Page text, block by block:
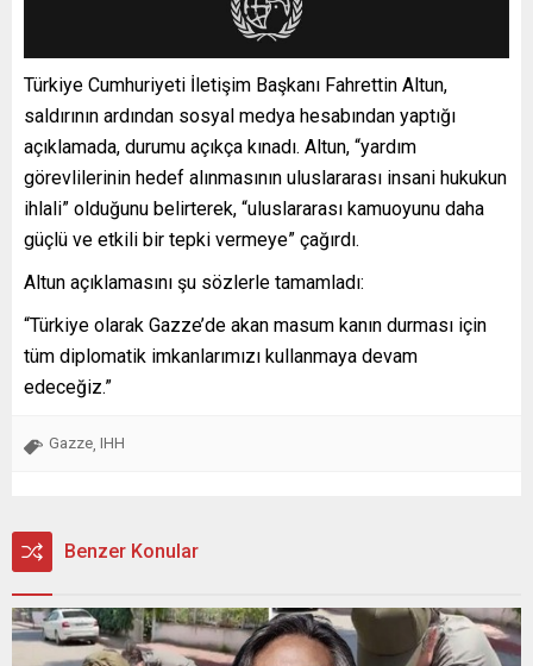
Türkiye Cumhuriyeti İletişim Başkanı Fahrettin Altun,
saldırının ardından sosyal medya hesabından yaptığı
açıklamada, durumu açıkça kınadı. Altun, “yardım
görevlilerinin hedef alınmasının uluslararası insani hukukun
ihlali” olduğunu belirterek, “uluslararası kamuoyunu daha
güçlü ve etkili bir tepki vermeye” çağırdı.
Altun açıklamasını şu sözlerle tamamladı:
“Türkiye olarak Gazze’de akan masum kanın durması için
tüm diplomatik imkanlarımızı kullanmaya devam
edeceğiz.”
Gazze IHH
Benzer Konular